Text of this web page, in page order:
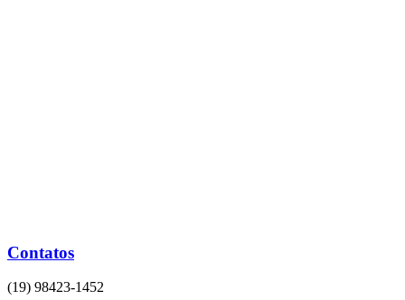
Contatos
(19) 98423-1452